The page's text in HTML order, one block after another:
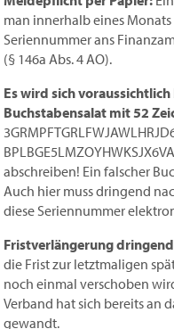
man innerhalb eines
Seriennummer ans
(§ 146a Abs. 4 AO).
Es wird sich
Buchstabensalat mit 52
abschreiben! Ein falscher
Auch hier muss dringend
diese Seriennummer
Fristverlängerung
die Frist zur letztmaligen
noch einmal verschoben
Verband hat sich bereits an
gewandt.